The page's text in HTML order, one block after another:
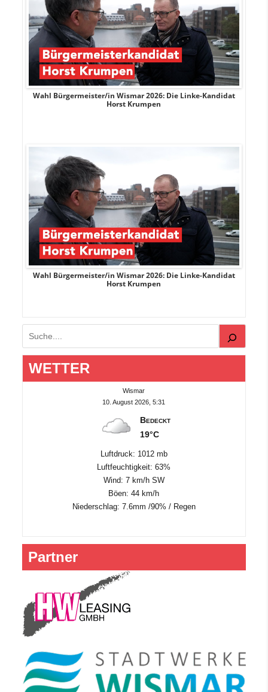
Wahl Bürgermeister/in Wismar 2026: Die Linke-Kandidat
Horst Krumpen
Wahl Bürgermeister/in Wismar 2026: Die Linke-Kandidat
Horst Krumpen
Suchen
WETTER
Wismar
10. August 2026, 5:31
Bedeckt
19°C
Luftdruck: 1012 mb
Luftfeuchtigkeit: 63%
Wind: 7 km/h SW
Böen: 44 km/h
Niederschlag: 7.6mm /90% / Regen
Partner